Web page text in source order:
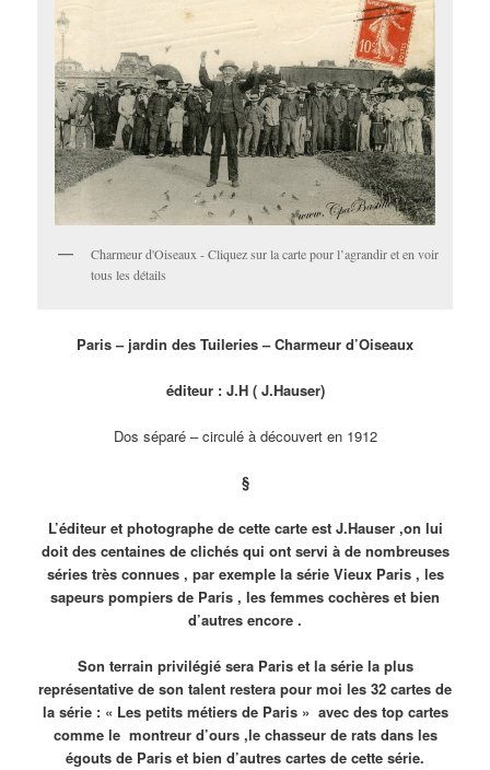
Charmeur d'Oiseaux - Cliquez sur la carte pour l’agrandir et en voir
tous les détails
Paris – jardin des Tuileries – Charmeur d’Oiseaux
éditeur : J.H ( J.Hauser)
Dos séparé – circulé à découvert en 1912
§
L’éditeur et photographe de cette carte est J.Hauser ,on lui
doit des centaines de clichés qui ont servi à de nombreuses
séries très connues , par exemple la série Vieux Paris , les
sapeurs pompiers de Paris , les femmes cochères et bien
d’autres encore .
Son terrain privilégié sera Paris et la série la plus
représentative de son talent restera pour moi les 32 cartes de
la série : « Les petits métiers de Paris » avec des top cartes
comme le montreur d’ours ,le chasseur de rats dans les
égouts de Paris et bien d’autres cartes de cette série.